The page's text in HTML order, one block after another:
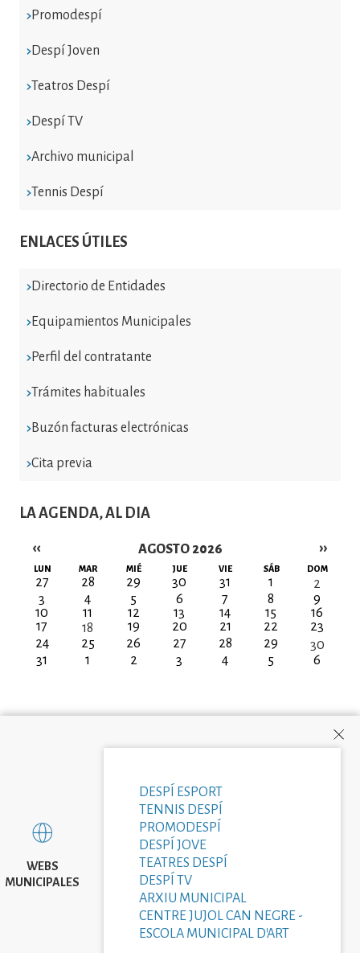
Promodespí
Despí Joven
Teatros Despí
Despí TV
Archivo municipal
Tennis Despí
ENLACES ÚTILES
Directorio de Entidades
Equipamientos Municipales
Perfil del contratante
Trámites habituales
Buzón facturas electrónicas
Cita previa
LA AGENDA, AL DIA
AGOSTO 2026
Paginación
‹‹ ››
LUN MAR MIÉ JUE VIE SÁB DOM
27 28 29 30 31 1
2
3
4 5 6 7 8
9
10
11 12 13 14 15
16
17
18 19 20 21 22
23
24
25 26 27 28 29
30
31
1 2 3 4 5 6
WEBS
MUNICIPALES
DESPÍ ESPORT
TENNIS DESPÍ
PROMODESPÍ
DESPÍ JOVE
TEATRES DESPÍ
DESPÍ TV
ARXIU MUNICIPAL
CENTRE JUJOL CAN NEGRE -
ESCOLA MUNICIPAL D'ART